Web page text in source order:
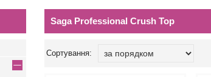
Saga Professional Crush Top